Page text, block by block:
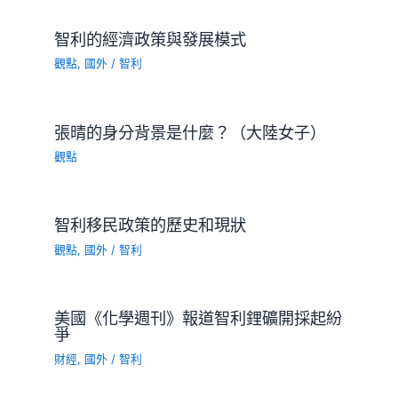
智利的經濟政策與發展模式
觀點, 國外 /智利
張晴的身分背景是什麼？（大陸女子）
觀點
智利移民政策的歷史和現狀
觀點, 國外 /智利
美國《化學週刊》報道智利鋰礦開採起紛
爭
財經, 國外 /智利